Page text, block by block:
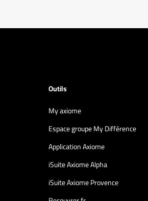
Outils
My axiome
Espace groupe My Différence
Application Axiome
iSuite Axiome Alpha
iSuite Axiome Provence